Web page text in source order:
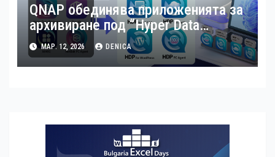
QNAP обединява приложенията за
архивиране под “Hyper Data
Protection”
МАР. 12, 2026 DENICA